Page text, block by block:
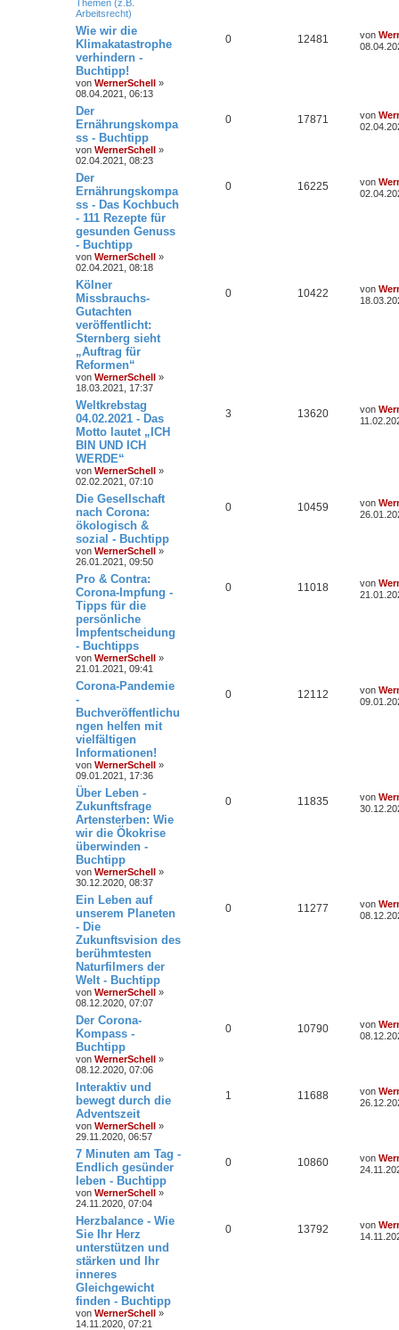
Themen (z.B.
Arbeitsrecht)
Wie wir die
Klimakatastrophe
verhindern -
Buchtipp!
von WernerSchell »
08.04.2021, 06:13
0 12481 von
Der
Ernährungskompa
ss - Buchtipp
von WernerSchell »
02.04.2021, 08:23
0 17871 von
Der
Ernährungskompa
ss - Das Kochbuch
- 111 Rezepte für
gesunden Genuss
- Buchtipp
von WernerSchell »
02.04.2021, 08:18
0 16225 von
Kölner
Missbrauchs-
Gutachten
veröffentlicht:
Sternberg sieht
„Auftrag für
Reformen“
von WernerSchell »
18.03.2021, 17:37
0 10422 von
Weltkrebstag
04.02.2021 - Das
Motto lautet „ICH
BIN UND ICH
WERDE“
von WernerSchell »
02.02.2021, 07:10
3 13620 von
Die Gesellschaft
nach Corona:
ökologisch &
sozial - Buchtipp
von WernerSchell »
26.01.2021, 09:50
0 10459 von
Pro & Contra:
Corona-Impfung -
Tipps für die
persönliche
Impfentscheidung
- Buchtipps
von WernerSchell »
21.01.2021, 09:41
0 11018 von
Corona-Pandemie
-
Buchveröffentlichu
ngen helfen mit
vielfältigen
Informationen!
von WernerSchell »
09.01.2021, 17:36
0 12112 von
Über Leben -
Zukunftsfrage
Artensterben: Wie
wir die Ökokrise
überwinden -
Buchtipp
von WernerSchell »
30.12.2020, 08:37
0 11835 von
Ein Leben auf
unserem Planeten
- Die
Zukunftsvision des
berühmtesten
Naturfilmers der
Welt - Buchtipp
von WernerSchell »
08.12.2020, 07:07
0 11277 von
Der Corona-
Kompass -
Buchtipp
von WernerSchell »
08.12.2020, 07:06
0 10790 von
Interaktiv und
bewegt durch die
Adventszeit
von WernerSchell »
29.11.2020, 06:57
1 11688 von
7 Minuten am Tag -
Endlich gesünder
leben - Buchtipp
von WernerSchell »
24.11.2020, 07:04
0 10860 von
Herzbalance - Wie
Sie Ihr Herz
unterstützen und
stärken und Ihr
inneres
Gleichgewicht
finden - Buchtipp
von WernerSchell »
14.11.2020, 07:21
0 13792 von